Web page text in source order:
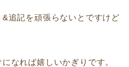
追記を頑張らないとですけど
なれば嬉しいかぎりです。